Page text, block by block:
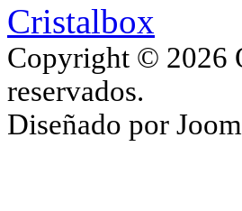
Cristalbox
Copyright © 2026
reservados.
Diseñado por